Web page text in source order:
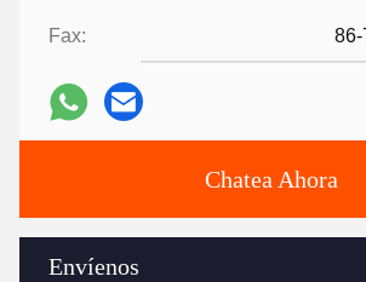
Fax:
Chatea Ahora
Envíenos